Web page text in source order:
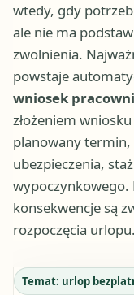
wtedy, gdy
ale nie ma
zwolnienia.
powstaje
wniosek
złożeniem
planowany termin,
ubezpieczenia,
wypoczynkowego.
konsekwencje są
rozpoczęcia urlopu.
Temat: urlop